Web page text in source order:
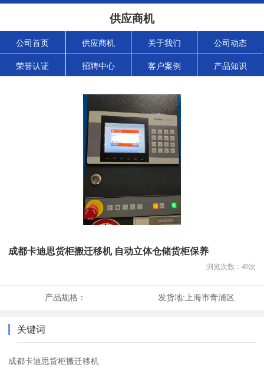
供应商机
公司首页 供应商机 关于我们 公司动态
荣誉认证 招聘中心 客户案例 产品知识
成都卡迪思货柜搬迁移机 自动立体仓储货柜保养
浏览次数： 49次
产品规格： 发货地: 上海市青浦区
关键词
成都卡迪思货柜搬迁移机